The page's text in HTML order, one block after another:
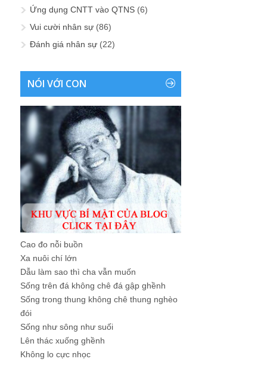
Ứng dụng CNTT vào QTNS (6)
Vui cười nhân sự (86)
Đánh giá nhân sự (22)
NÓI VỚI CON
Cao đo nỗi buồn
Xa nuôi chí lớn
Dẫu làm sao thì cha vẫn muốn
Sống trên đá không chê đá gập ghềnh
Sống trong thung không chê thung nghèo
đói
Sống như sông như suối
Lên thác xuống ghềnh
Không lo cực nhọc